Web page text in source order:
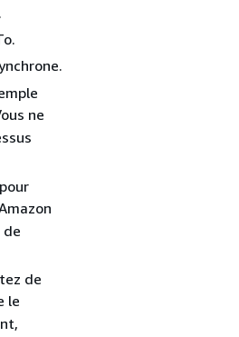
ne
de
de
le